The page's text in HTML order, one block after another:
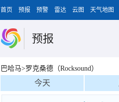
首页 预报 预警 雷达 云图 天气地图
预报
巴哈马>罗克桑德（Rocksound）
今天